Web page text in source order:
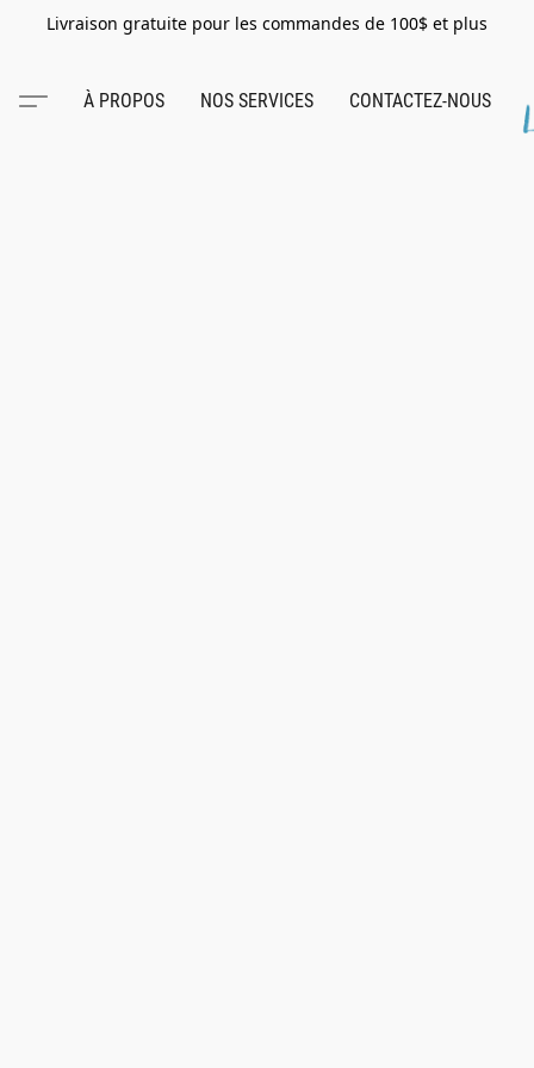
Livraison gratuite pour les commandes de 100$ et plus
À PROPOS NOS SERVICES CONTACTEZ-NOUS